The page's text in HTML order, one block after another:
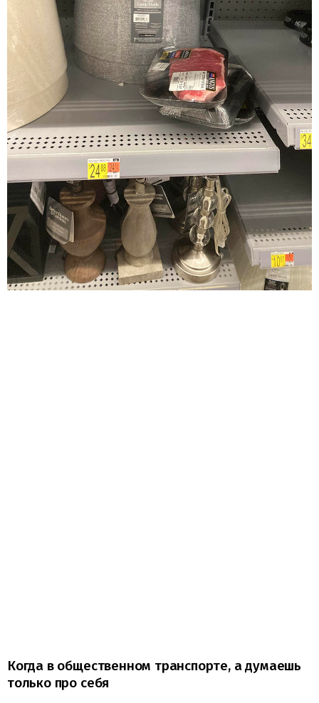
Когда в общественном транспорте, а думаешь
только про себя